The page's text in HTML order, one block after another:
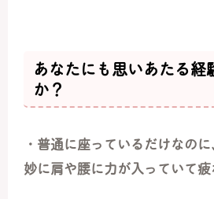
あなたにも思いあたる経
か？
・普通に座っているだけなのに、
妙に肩や腰に力が入っていて疲